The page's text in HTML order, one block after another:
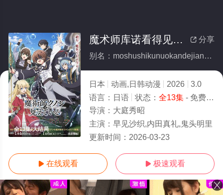
全13集/大结局
 分享
魔术师库诺看得见一切(全集)
别名：moshushikunuokandejianyiqie
日本 动画,日韩动漫 2026
3.0
语言： 日语 状态： 全13集- 免费在线观看
导演： 大庭秀昭
主演： 早见沙织,内田真礼,鬼头明里
更新时间： 2026-03-23
 在线观看  极速观看